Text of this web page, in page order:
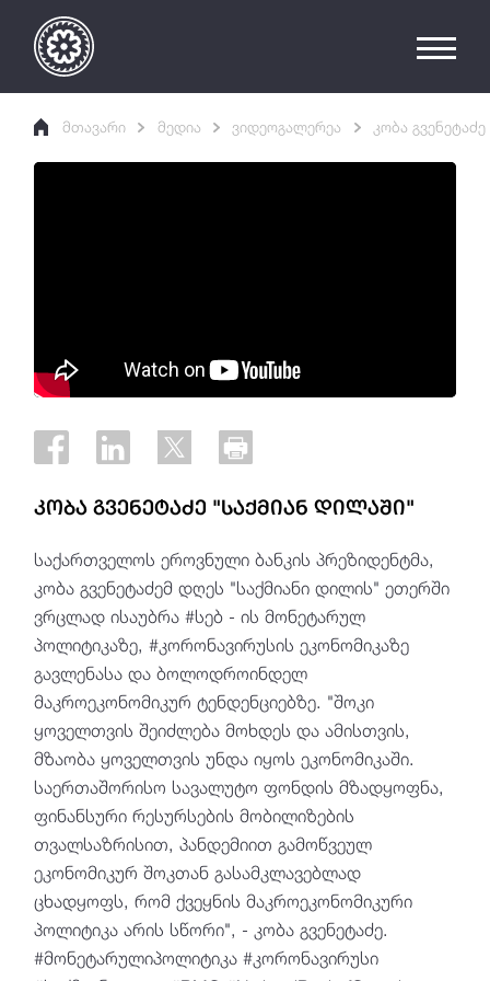
მთავარი მედია ვიდეოგალერეა კობა
კობა გვენეტაძე "საქმიან დილაში"
საქართველოს ეროვნული ბანკის პრეზიდენტმა,
კობა გვენეტაძემ დღეს "საქმიანი დილის" ეთერში
ვრცლად ისაუბრა #სებ - ის მონეტარულ
პოლიტიკაზე, #კორონავირუსის ეკონომიკაზე
გავლენასა და ბოლოდროინდელ
მაკროეკონომიკურ ტენდენციებზე. "შოკი
ყოველთვის შეიძლება მოხდეს და ამისთვის,
მზაობა ყოველთვის უნდა იყოს ეკონომიკაში.
საერთაშორისო სავალუტო ფონდის მზადყოფნა,
ფინანსური რესურსების მობილიზების
თვალსაზრისით, პანდემიით გამოწვეულ
ეკონომიკურ შოკთან გასამკლავებლად
ცხადყოფს, რომ ქვეყნის მაკროეკონომიკური
პოლიტიკა არის სწორი", - კობა გვენეტაძე.
#მონეტარულიპოლიტიკა #კორონავირუსი